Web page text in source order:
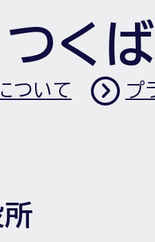
つく
ついて プ